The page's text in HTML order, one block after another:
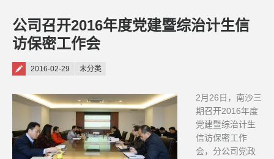
公司召开2016年度党建暨综治计生信
访保密工作会
Posted on
2016-02-29 未分类
2月26日，南沙三
期召开2016年度
党建暨综治计生
信访保密工作
会，分公司党政